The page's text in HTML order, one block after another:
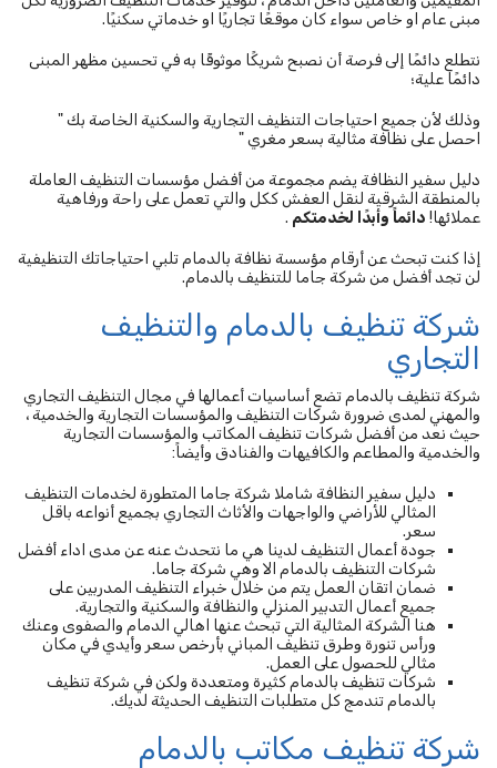
مبنى عام او خاص سواء كان موقعًا تجاريًا او خدماتي سكنيًا.
نتطلع دائمًا إلى فرصة أن نصبح شريكًا موثوقًا به في تحسين مظهر المبنى
دائمًا علية؛
وذلك لأن جميع احتياجات التنظيف التجارية والسكنية الخاصة بك "
احصل على نظافة مثالية بسعر مغري "
دليل سفير النظافة يضم مجموعة من أفضل مؤسسات التنظيف العاملة
بالمنطقة الشرقية لنقل العفش ككل والتي تعمل على راحة ورفاهية
عملائها! دائماً وأبدًا لخدمتكم .
إذا كنت تبحث عن أرقام مؤسسة نظافة بالدمام تلبي احتياجاتك التنظيفية
لن تجد أفضل من شركة جاما للتنظيف بالدمام.
شركة تنظيف بالدمام والتنظيف
التجاري
شركة تنظيف بالدمام تضع أساسيات أعمالها في مجال التنظيف التجاري
والمهني لمدى ضرورة شركات التنظيف والمؤسسات التجارية والخدمية ،
حيث نعد من أفضل شركات تنظيف المكاتب والمؤسسات التجارية
والخدمية والمطاعم والكافيهات والفنادق وأيضاً:
دليل سفير النظافة شاملا شركة جاما المتطورة لخدمات التنظيف
المثالي للأراضي والواجهات والأثاث التجاري بجميع أنواعه باقل
سعر.
جودة أعمال التنظيف لدينا هي ما نتحدث عنه عن مدى اداء أفضل
شركات التنظيف بالدمام الا وهي شركة جاما.
ضمان اتقان العمل يتم من خلال خبراء التنظيف المدربين على
جميع أعمال التدبير المنزلي والنظافة والسكنية والتجارية.
هنا الشركة المثالية التي تبحث عنها اهالي الدمام والصفوى وعنك
ورأس تنورة وطرق تنظيف المباني بأرخص سعر وأيدي في مكان
مثالي للحصول على العمل.
شركات تنظيف بالدمام كثيرة ومتعددة ولكن في شركة تنظيف
بالدمام تندمج كل متطلبات التنظيف الحديثة لديك.
شركة تنظيف مكاتب بالدمام